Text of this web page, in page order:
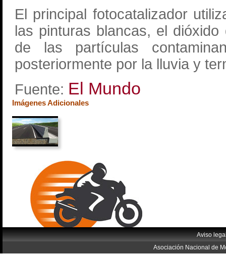
El principal fotocatalizador
las pinturas blancas, el
de las partículas
posteriormente por la lluvia y
Fuente: El Mundo
Imágenes Adicionales
Aviso
Asociación Nacional de